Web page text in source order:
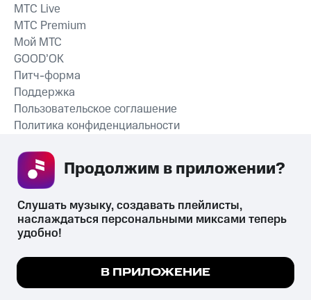
СКАЧАТЬ ПРИЛОЖЕНИЕ
MTС Live
MTС Premium
Мой МТС
GOOD’OK
Питч-форма
Поддержка
Пользовательское соглашение
Политика конфиденциальности
психотропных веществ, их аналогов причиняет вред здоровью,
их незаконный оборот запрещён и влечёт установленную
законодательством ответственность.
Мы используем куки, чтобы на сайте все
Подробнее
Слушать музыку, создавать плейлисты,
наслаждаться персональными миксами теперь
удобно!
В ПРИЛОЖЕНИЕ